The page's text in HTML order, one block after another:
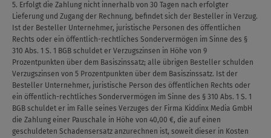
5. Erfolgt die Zahlung nicht innerhalb von 30 Tagen nach erfolgter
Lieferung und Zugang der Rechnung, befindet sich der Besteller in Verzug.
Ist der Besteller Unternehmer, juristische Personen des öffentlichen
Rechts oder ein öffentlich-rechtliches Sondervermögen im Sinne des §
310 Abs. 1 S. 1 BGB schuldet er Verzugszinsen in Höhe von 9
Prozentpunkten über dem Basiszinssatz; alle übrigen Besteller schulden
Verzugszinsen von 5 Prozentpunkten über dem Basiszinssatz. Ist der
Besteller Unternehmer, juristische Person des öffentlichen Rechts oder
ein öffentlich-rechtliches Sondervermögen im Sinne des § 310 Abs. 1 S. 1
BGB schuldet er im Falle seines Verzuges der Firma Kiddinx Media GmbH
die Zahlung einer Pauschale in Höhe von 40,00 €, die auf einen
geschuldeten Schadensersatz anzurechnen ist, soweit dieser in Kosten